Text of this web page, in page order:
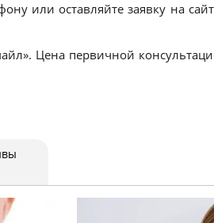
или оставляйте заявку на
Цена первичной